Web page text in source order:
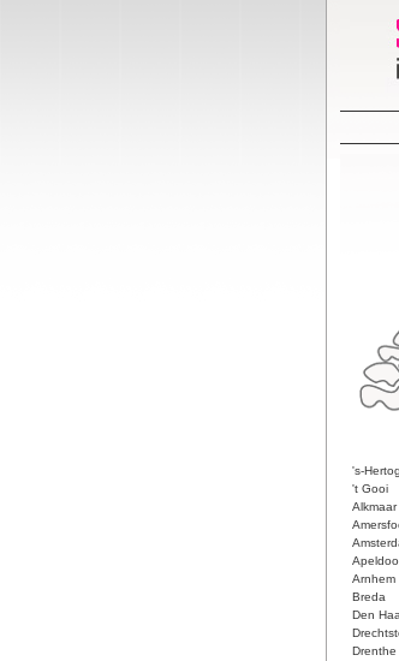
's-
't Gooi
Alkmaar
Arnhem
Breda
Den
Drenthe